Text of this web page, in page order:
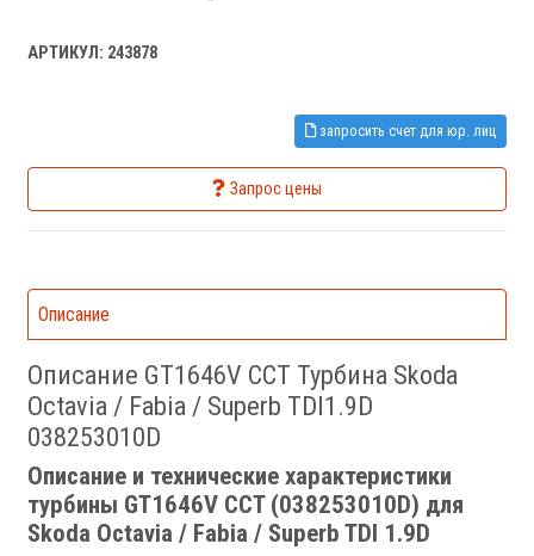
АРТИКУЛ: 243878
запросить счет для юр. лиц
Запрос цены
Описание
Описание GT1646V CCT Турбина Skoda
Octavia / Fabia / Superb TDI1.9D
038253010D
Описание и технические характеристики
турбины GT1646V CCT (038253010D) для
Skoda Octavia / Fabia / Superb TDI 1.9D